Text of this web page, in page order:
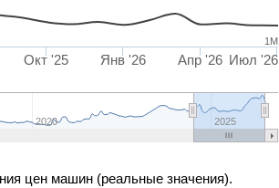
Окт '25 Янв '26 Апр '26 Июл '26
2020 2025
1M
цен машин (реальные значения).